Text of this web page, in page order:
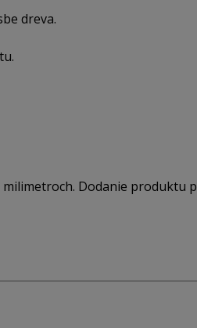
dreva.
Dodanie produktu